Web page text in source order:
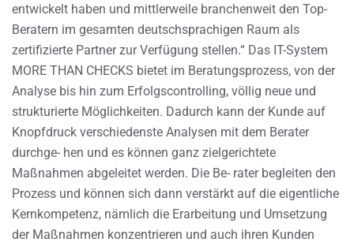
entwickelt haben und mittlerweile branchenweit den Top-
Beratern im gesamten deutschsprachigen Raum als
zertifizierte Partner zur Verfügung stellen.“ Das IT-System
MORE THAN CHECKS bietet im Beratungsprozess, von der
Analyse bis hin zum Erfolgscontrolling, völlig neue und
strukturierte Möglichkeiten. Dadurch kann der Kunde auf
Knopfdruck verschiedenste Analysen mit dem Berater
durchge- hen und es können ganz zielgerichtete
Maßnahmen abgeleitet werden. Die Be- rater begleiten den
Prozess und können sich dann verstärkt auf die eigentliche
Kernkompetenz, nämlich die Erarbeitung und Umsetzung
der Maßnahmen konzentrieren und auch ihren Kunden